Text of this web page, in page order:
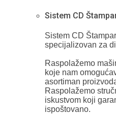
Sistem CD
Sistem CD
specijalizovan za
Raspolažemo
koje nam
asortiman
Raspolažemo
iskustvom koji
ispoštovano.